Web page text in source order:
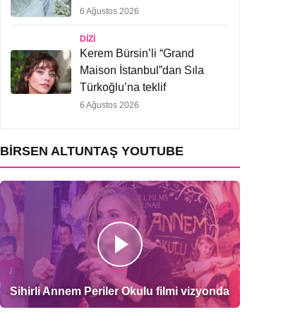
6 Ağustos 2026
DIZI
Kerem Bürsin’li “Grand
Maison İstanbul”dan Sıla
Türkoğlu’na teklif
6 Ağustos 2026
BIRSEN ALTUNTAŞ YOUTUBE
Sihirli Annem Periler Okulu filmi vizyonda